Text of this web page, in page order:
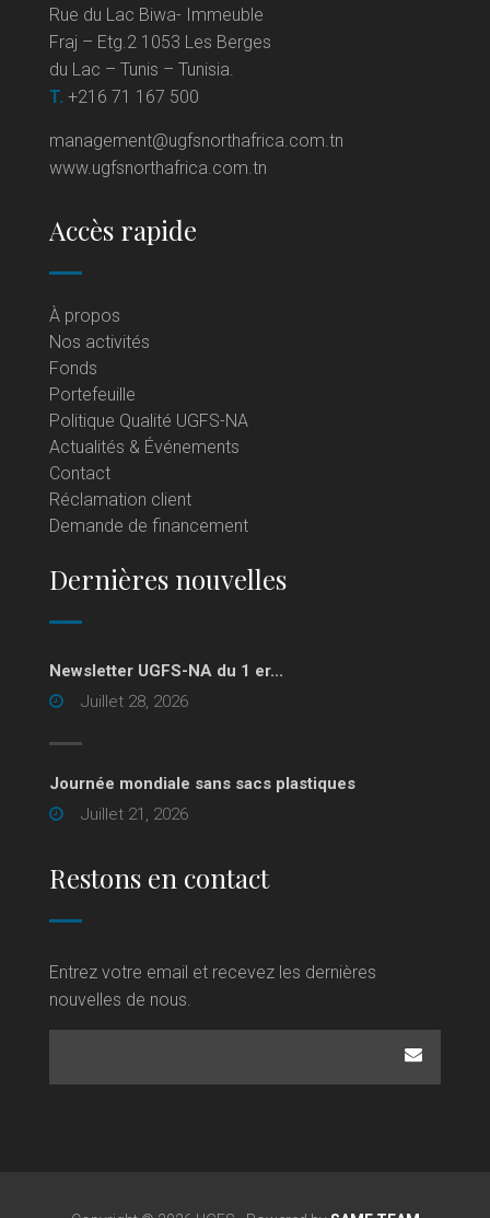
Rue du Lac Biwa- Immeuble
Fraj – Etg.2 1053 Les Berges
du Lac – Tunis – Tunisia.
T. +216 71 167 500
management@ugfsnorthafrica.com.tn
www.ugfsnorthafrica.com.tn
Accès rapide
À propos
Nos activités
Fonds
Portefeuille
Politique Qualité UGFS-NA
Actualités & Événements
Contact
Réclamation client
Demande de financement
Dernières nouvelles
Newsletter UGFS-NA du 1 er...
Juillet 28, 2026
Journée mondiale sans sacs plastiques
Juillet 21, 2026
Restons en contact
Entrez votre email et recevez les dernières
nouvelles de nous.